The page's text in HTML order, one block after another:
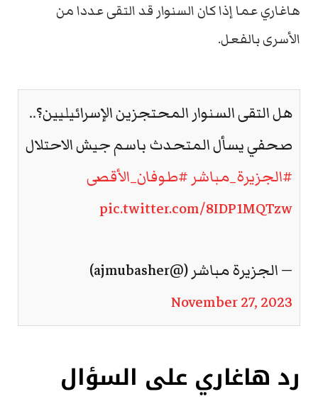
هاغاري عما إذا كان السنوار قد التقى عددا من
الأسرى بالفعل.
هل التقى السنوار المحتجزين الإسرائيليين؟..
صحفي يسأل المتحدث باسم جيش الاحتلال
#الجزيرة_مباشر #طوفان_الأقصى
pic.twitter.com/8IDP1MQTzw
— الجزيرة مباشر (@ajmubasher)
November 27, 2023
رد هاغاري على السؤال